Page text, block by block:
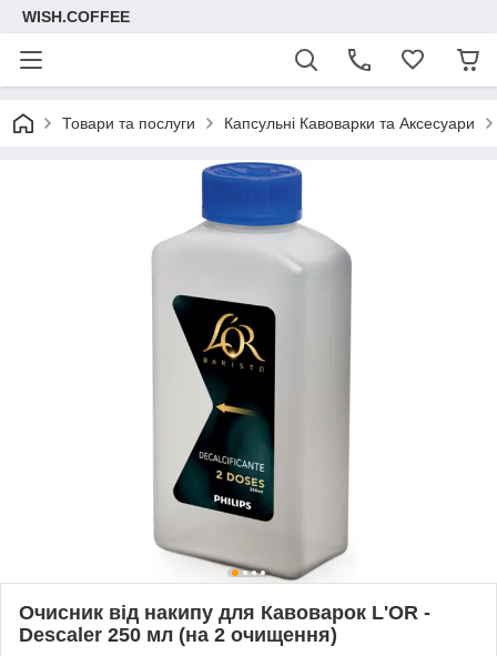
WISH.COFFEE
Товари та послуги Капсульні Кавоварки та Аксесуари
Очисник від накипу для Кавоварок L'OR -
Descaler 250 мл (на 2 очищення)